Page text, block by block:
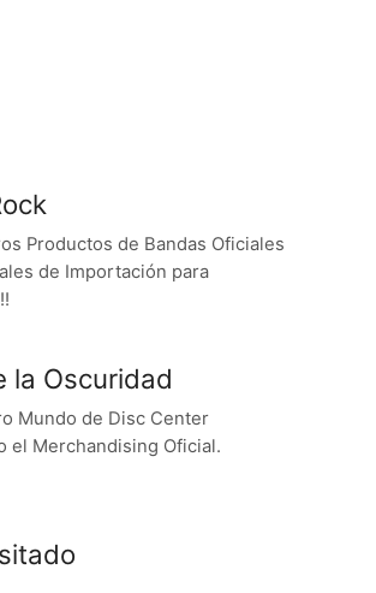
Productos de Bandas Oficiales
de Importación para
la Oscuridad
Mundo de Disc Center
el Merchandising Oficial.